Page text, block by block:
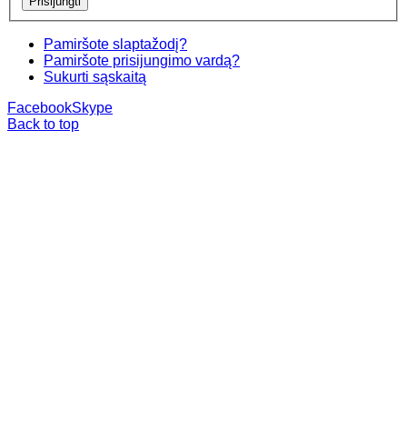
Pamiršote slaptažodį?
Pamiršote prisijungimo vardą?
Sukurti sąskaitą
FacebookSkype
Back to top